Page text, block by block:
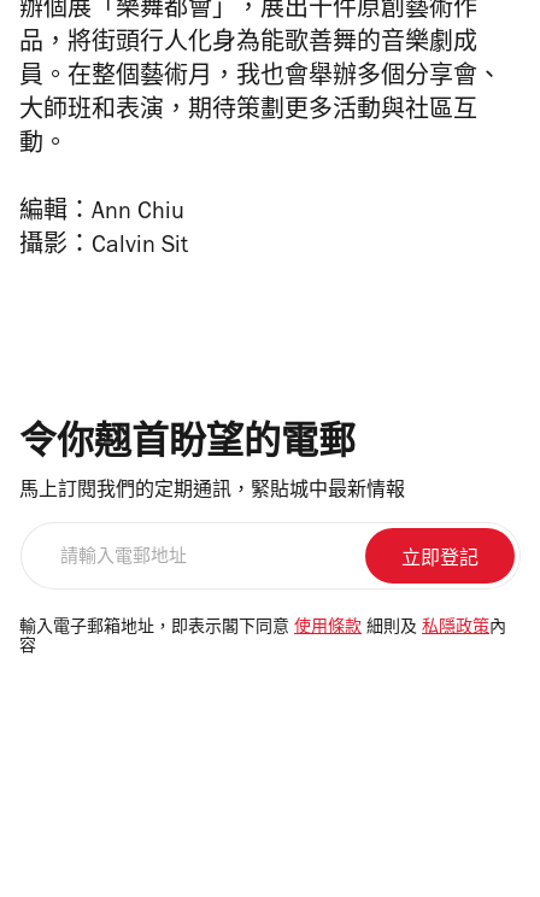
辦個展「樂舞都會」，展出十件原創藝術作
品，將街頭行人化身為能歌善舞的音樂劇成
員。在整個藝術月，我也會舉辦多個分享會、
大師班和表演，期待策劃更多活動與社區互
動。
編輯：Ann Chiu
攝影：Calvin Sit
令你翹首盼望的電郵
馬上訂閱我們的定期通訊，緊貼城中最新情報
電
郵
輸入電子郵箱地址，即表示閣下同意 使用條款 細則及 私隱政策 內
容